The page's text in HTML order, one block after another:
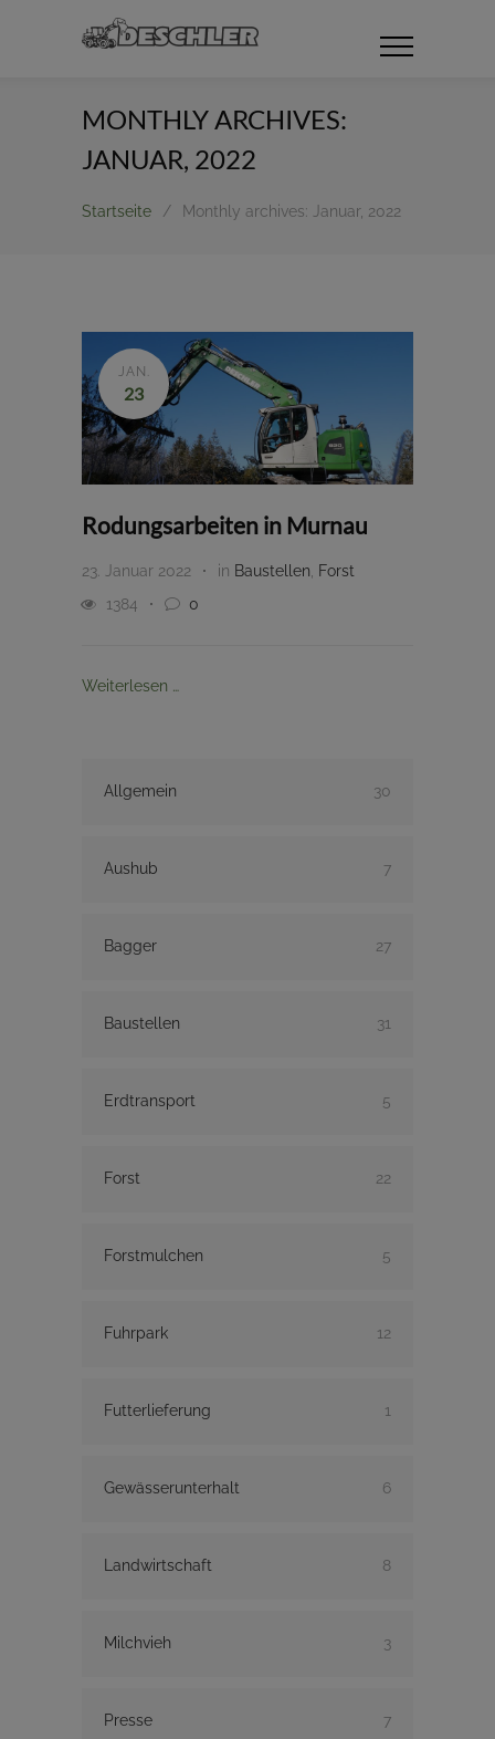
MONTHLY ARCHIVES:
JANUAR, 2022
Startseite / Monthly archives: Januar, 2022
JAN.
23
Rodungsarbeiten in Murnau
23. Januar 2022 in Baustellen
Forst
1384
0
Weiterlesen …
Allgemein 30
Aushub 7
Bagger 27
Baustellen 31
Erdtransport 5
Forst 22
Forstmulchen 5
Fuhrpark 12
Futterlieferung 1
Gewässerunterhalt 6
Landwirtschaft 8
Milchvieh 3
Presse 7